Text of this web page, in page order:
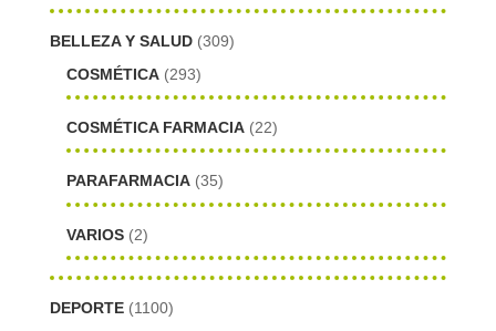
BELLEZA Y SALUD (309)
COSMÉTICA (293)
COSMÉTICA FARMACIA (22)
PARAFARMACIA (35)
VARIOS (2)
DEPORTE (1100)